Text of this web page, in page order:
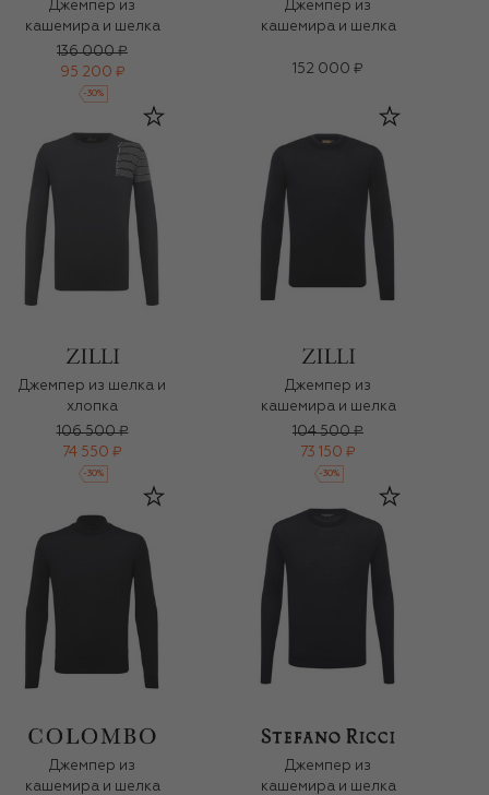
Джемпер из
кашемира и шелка
136 000 ₽
95 200 ₽
-30%
Джемпер из
кашемира и шелка
152 000 ₽
Джемпер из шелка и
хлопка
106 500 ₽
74 550 ₽
-30%
Джемпер из
кашемира и шелка
104 500 ₽
73 150 ₽
-30%
Джемпер из
кашемира и шелка
Джемпер из
кашемира и шелка